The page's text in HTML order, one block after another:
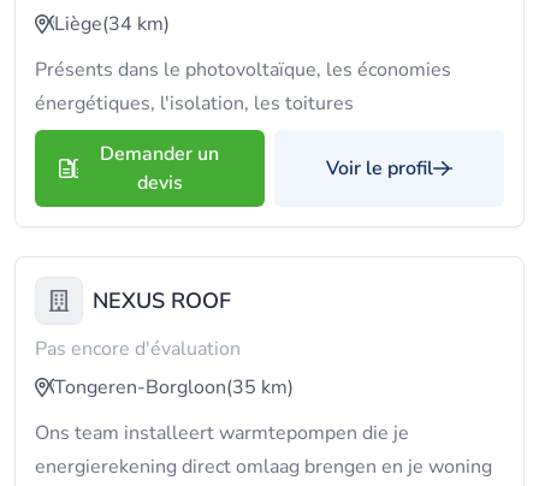
Liège(34 km)
Présents dans le photovoltaïque, les économies
énergétiques, l'isolation, les toitures
Demander un
devis
Voir le profil
NEXUS ROOF
Pas encore d'évaluation
Tongeren-Borgloon(35 km)
Ons team installeert warmtepompen die je
energierekening direct omlaag brengen en je woning